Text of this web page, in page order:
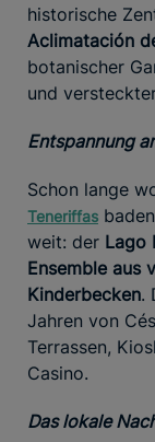
historische
Aclimatación
botanischer
und
Entspannung
Schon lange
Teneriffas
weit: der Lago
Ensemble aus
Kinderbecken.
Jahren von
Terrassen,
Casino.
Das lokale